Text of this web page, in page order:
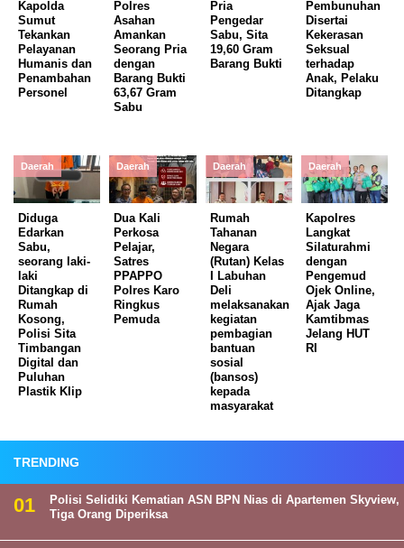
Kapolda
Sumut
Tekankan
Pelayanan
Humanis dan
Penambahan
Personel
Polres
Asahan
Amankan
Seorang Pria
dengan
Barang Bukti
63,67 Gram
Sabu
Pria
Pengedar
Sabu, Sita
19,60 Gram
Barang Bukti
Pembunuhan
Disertai
Kekerasan
Seksual
terhadap
Anak, Pelaku
Ditangkap
Daerah
Diduga
Edarkan
Sabu,
seorang laki-
laki
Ditangkap di
Rumah
Kosong,
Polisi Sita
Timbangan
Digital dan
Puluhan
Plastik Klip
Daerah
Dua Kali
Perkosa
Pelajar,
Satres
PPAPPO
Polres Karo
Ringkus
Pemuda
Daerah
Rumah
Tahanan
Negara
(Rutan) Kelas
I Labuhan
Deli
melaksanakan
kegiatan
pembagian
bantuan
sosial
(bansos)
kepada
masyarakat
Daerah
Kapolres
Langkat
Silaturahmi
dengan
Pengemud
Ojek Online,
Ajak Jaga
Kamtibmas
Jelang HUT
RI
TRENDING
Polisi Selidiki Kematian ASN BPN Nias di Apartemen Skyview,
Tiga Orang Diperiksa